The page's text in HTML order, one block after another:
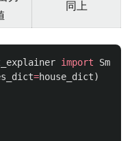
同上
import
=house_dict)